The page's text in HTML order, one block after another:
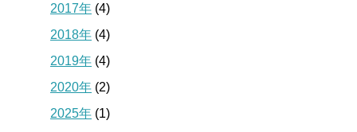
2017年 (4)
2018年 (4)
2019年 (4)
2020年 (2)
2025年 (1)